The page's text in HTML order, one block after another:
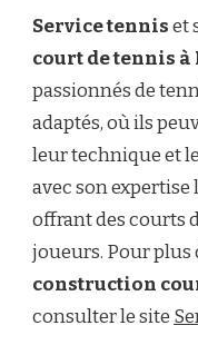
Service tenniset
court de tennis à
passionnés de
adaptés, où ils
leur technique et
avec son
offrant des courts
joueurs. Pour plus
construction
consulter le site